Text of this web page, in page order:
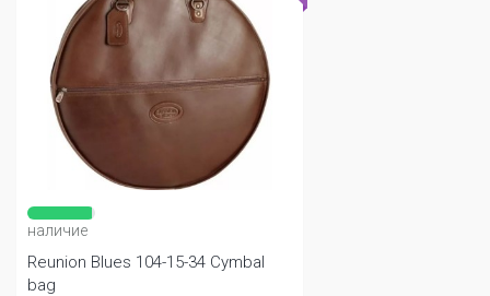
наличие
Reunion Blues 104-15-34 Cymbal
bag